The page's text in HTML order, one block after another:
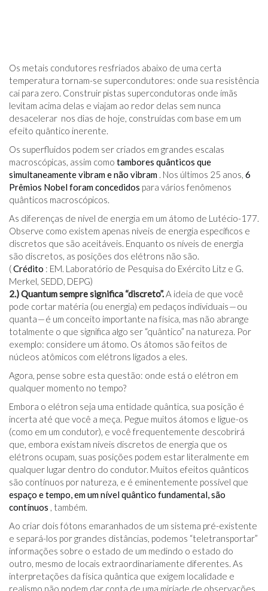
Os metais condutores resfriados abaixo de uma certa
temperatura tornam-se supercondutores: onde sua resistência
cai para zero. Construir pistas supercondutoras onde ímãs
levitam acima delas e viajam ao redor delas sem nunca
desacelerar nos dias de hoje, construídas com base em um
efeito quântico inerente.
Os superfluidos podem ser criados em grandes escalas
macroscópicas, assim como tambores quânticos que
simultaneamente vibram e não vibram . Nos últimos 25 anos, 6
Prêmios Nobel foram concedidos para vários fenômenos
quânticos macroscópicos.
As diferenças de nível de energia em um átomo de Lutécio-177.
Observe como existem apenas níveis de energia específicos e
discretos que são aceitáveis. Enquanto os níveis de energia
são discretos, as posições dos elétrons não são.
(Crédito : EM. Laboratório de Pesquisa do Exército Litz e G.
Merkel, SEDD, DEPG)
2.) Quantum sempre significa “discreto”.A ideia de que você
pode cortar matéria (ou energia) em pedaços individuais — ou
quanta — é um conceito importante na física, mas não abrange
totalmente o que significa algo ser “quântico” na natureza. Por
exemplo: considere um átomo. Os átomos são feitos de
núcleos atômicos com elétrons ligados a eles.
Agora, pense sobre esta questão: onde está o elétron em
qualquer momento no tempo?
Embora o elétron seja uma entidade quântica, sua posição é
incerta até que você a meça. Pegue muitos átomos e ligue-os
(como em um condutor), e você frequentemente descobrirá
que, embora existam níveis discretos de energia que os
elétrons ocupam, suas posições podem estar literalmente em
qualquer lugar dentro do condutor. Muitos efeitos quânticos
são contínuos por natureza, e é eminentemente possível que
espaço e tempo, em um nível quântico fundamental, são
contínuos , também.
Ao criar dois fótons emaranhados de um sistema pré-existente
e separá-los por grandes distâncias, podemos “teletransportar”
informações sobre o estado de um medindo o estado do
outro, mesmo de locais extraordinariamente diferentes. As
interpretações da física quântica que exigem localidade e
realismo não podem dar conta de uma miríade de observações,